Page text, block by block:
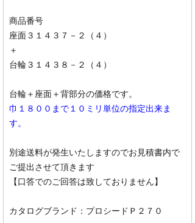
商品番号
座面３１４３７－２（４）
＋
台輪３１４３８－２（４）
台輪＋座面＋背部分の価格です。
巾１８００まで１０ミリ単位の指定出来ま
す。
別途送料が発生いたしますのでお見積書内で
ご提出させて頂きます
【口答でのご回答は致しておりません】
カタログブランド：プロシードＰ２７０